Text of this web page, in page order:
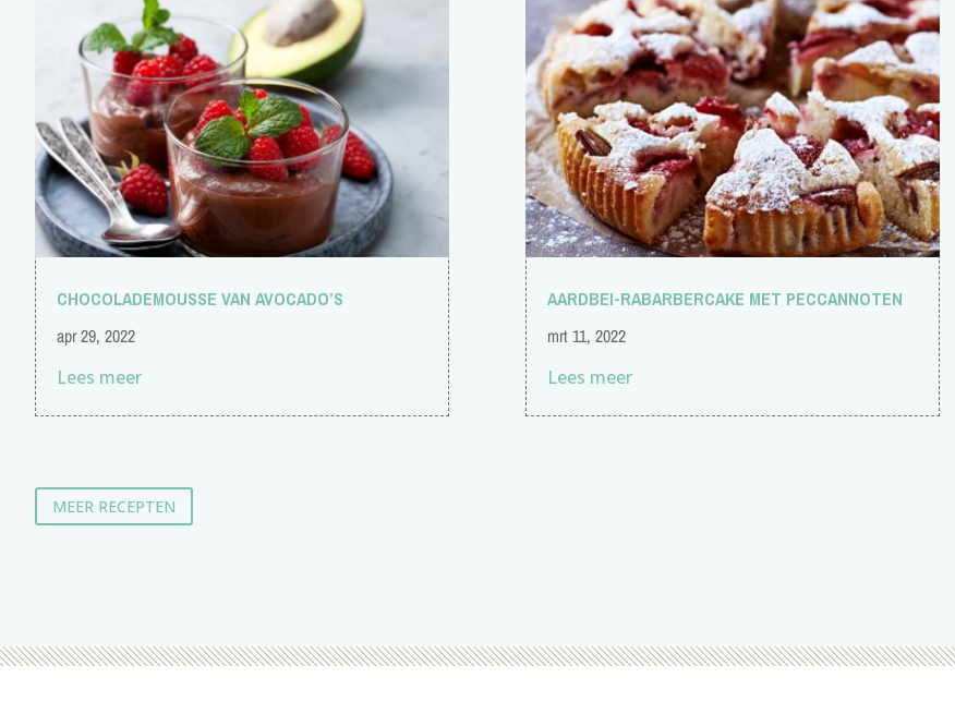
CHOCOLADEMOUSSE VAN AVOCADO’S
apr 29, 2022
Lees meer
AARDBEI-RABARBERCAKE MET PECCANNOTEN
mrt 11, 2022
Lees meer
MEER RECEPTEN